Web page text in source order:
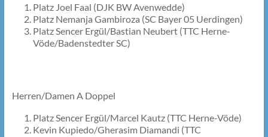
Platz Joel Faal (DJK BW Avenwedde)
Platz Nemanja Gambiroza (SC Bayer 05 Uerdingen)
Platz Sencer Ergül/Bastian Neubert (TTC Herne-
Vöde/Badenstedter SC)
Herren/Damen A Doppel
Platz Sencer Ergül/Marcel Kautz (TTC Herne-Vöde)
Kevin Kupiedo/Gherasim Diamandi (TTC